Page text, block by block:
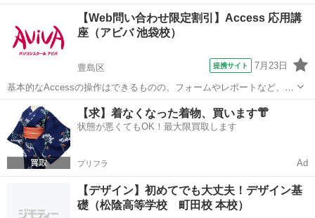
雰囲気を無料で体験♪ ペンツール（ベジェ曲線）でのイラスト作成か
ら、Illustratorだからできるタイトルデコレーション術など、あなたに
合ったメ...
Illustrator
【Web問い合わせ限定割引】Access 応用講
座（アビバ 池袋校）
豊島区 提携サイト 7月23日
基本的なAccessの操作はできるものの、フォームやレポートなど、よ
り高度なデータベース作成を学びたい方にオススメの講座です。 ■学
習内容■ メインフォームとサブフォーム・順位のレポート・複数列の
レポート・マクロ・リレー...
東京 アクセス
【求】着なくなった着物、買います👘
状態が悪くてもOK！最大限買取します
プリフラ Ad
【デザイン】初めてでも大丈夫！デザイン基
礎（松陰高等学校 町田校 本校）